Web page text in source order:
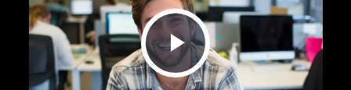
Play Video